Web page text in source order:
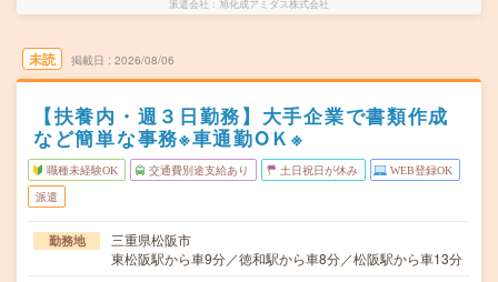
派遣会社 旭化成アミダス株式会社
未読 掲載日 2026/08/06
【扶養内・週３日勤務】大手企業で書類作成
など簡単な事務※車通勤OＫ※
職種未経験OK 交通費別途支給あり 土日祝日が休み WEB登録OK
派遣
勤務地
三重県松阪市
東松阪駅から車9分／徳和駅から車8分／松阪駅から車13分